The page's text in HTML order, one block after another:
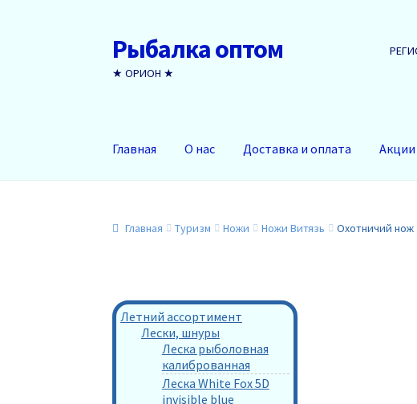
Перейти
к
навигации
Перейти
к
содержимому
Рыбалка оптом
★ ОРИОН ★
Главная О нас Доставка и оплата Акции
Главная Туризм Ножи Ножи Витязь Охотничий нож
Летний ассортимент
Лески, шнуры
Леска рыболовная
калиброванная
Леска White Fox 5D
invisible blue